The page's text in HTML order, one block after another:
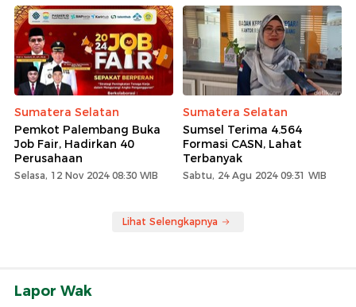
Sumatera Selatan
Pemkot Palembang Buka
Job Fair, Hadirkan 40
Perusahaan
Selasa, 12 Nov 2024 08:30 WIB
Sumatera Selatan
Sumsel Terima 4.564
Formasi CASN, Lahat
Terbanyak
Sabtu, 24 Agu 2024 09:31 WIB
Lihat Selengkapnya
Lapor Wak